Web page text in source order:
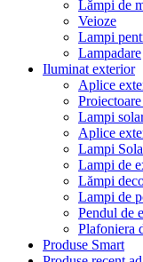
Lămpi de
Veioze
Lampi
Lampadare
Iluminat exterior
Aplice
Lampi
Aplice
Lampi
Lampi de
Lămpi
Lampi de
Pendul de
Plafoniera
Produse Smart